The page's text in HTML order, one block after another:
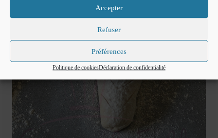
Accepter
Refuser
Préférences
Politique de cookiesDéclaration de confidentialité